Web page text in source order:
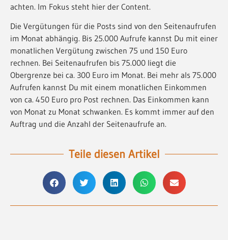
achten. Im Fokus steht hier der Content.
Die Vergütungen für die Posts sind von den Seitenaufrufen
im Monat abhängig. Bis 25.000 Aufrufe kannst Du mit einer
monatlichen Vergütung zwischen 75 und 150 Euro
rechnen. Bei Seitenaufrufen bis 75.000 liegt die
Obergrenze bei ca. 300 Euro im Monat. Bei mehr als 75.000
Aufrufen kannst Du mit einem monatlichen Einkommen
von ca. 450 Euro pro Post rechnen. Das Einkommen kann
von Monat zu Monat schwanken. Es kommt immer auf den
Auftrag und die Anzahl der Seitenaufrufe an.
Teile diesen Artikel